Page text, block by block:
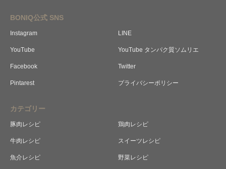
BONIQ公式 SNS
Instagram LINE
YouTube YouTube タンパク質ソムリエ
Facebook Twitter
Pintarest プライバシーポリシー
カテゴリー
豚肉レシピ 鶏肉レシピ
牛肉レシピ スイーツレシピ
魚介レシピ 野菜レシピ